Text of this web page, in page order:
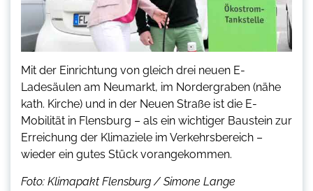
Mit der Einrichtung von gleich drei neuen E-
Ladesäulen am Neumarkt, im Nordergraben (nähe
kath. Kirche) und in der Neuen Straße ist die E-
Mobilität in Flensburg – als ein wichtiger Baustein zur
Erreichung der Klimaziele im Verkehrsbereich –
wieder ein gutes Stück vorangekommen.
Foto: Klimapakt Flensburg / Simone Lange